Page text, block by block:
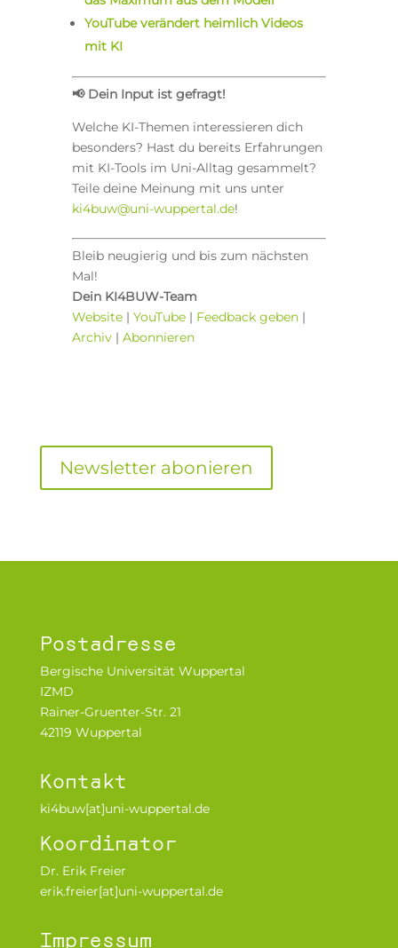
YouTube verändert heimlich Videos
mit KI
📢Dein Input ist gefragt!
Welche KI-Themen interessieren dich
besonders? Hast du bereits Erfahrungen
mit KI-Tools im Uni-Alltag gesammelt?
Teile deine Meinung mit uns unter
ki4buw@uni-wuppertal.de!
Bleib neugierig und bis zum nächsten
Mal!
Dein KI4BUW-Team
Website| YouTube| Feedback geben|
Archiv| Abonnieren
Newsletter abonieren
Postadresse
Bergische Universität Wuppertal
IZMD
Rainer-Gruenter-Str. 21
42119 Wuppertal
Kontakt
ki4buw[at]uni-wuppertal.de
Koordinator
Dr. Erik Freier
erik.freier[at]uni-wuppertal.de
Impressum